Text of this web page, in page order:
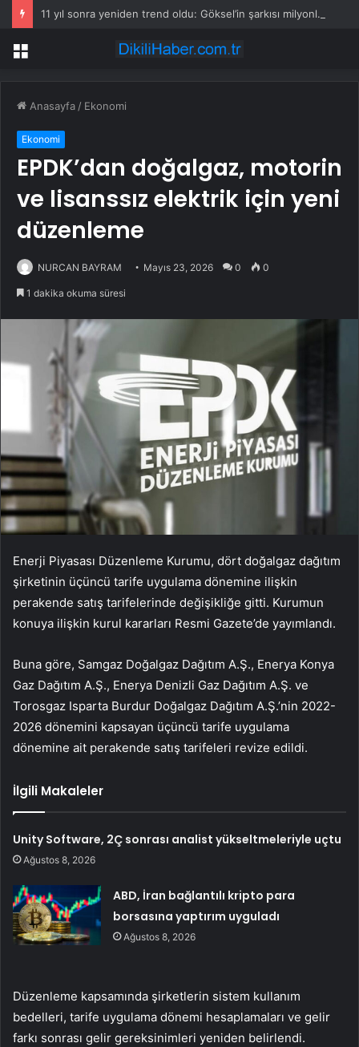
11 yıl sonra yeniden trend oldu: Göksel’in şarkısı milyonlara ulaştı
Menü
Anasayfa / Ekonomi
Ekonomi
EPDK’dan doğalgaz, motorin
ve lisanssız elektrik için yeni
düzenleme
NURCAN BAYRAM Mayıs 23, 2026 0 0
1 dakika okuma süresi
Enerji Piyasası Düzenleme Kurumu, dört doğalgaz dağıtım
şirketinin üçüncü tarife uygulama dönemine ilişkin
perakende satış tarifelerinde değişikliğe gitti. Kurumun
konuya ilişkin kurul kararları Resmi Gazete’de yayımlandı.
Buna göre, Samgaz Doğalgaz Dağıtım A.Ş., Enerya Konya
Gaz Dağıtım A.Ş., Enerya Denizli Gaz Dağıtım A.Ş. ve
Torosgaz Isparta Burdur Doğalgaz Dağıtım A.Ş.’nin 2022-
2026 dönemini kapsayan üçüncü tarife uygulama
dönemine ait perakende satış tarifeleri revize edildi.
İlgili Makaleler
Unity Software, 2Ç sonrası analist yükseltmeleriyle uçtu
Ağustos 8, 2026
ABD, İran bağlantılı kripto para
borsasına yaptırım uyguladı
Ağustos 8, 2026
Düzenleme kapsamında şirketlerin sistem kullanım
bedelleri, tarife uygulama dönemi hesaplamaları ve gelir
farkı sonrası gelir gereksinimleri yeniden belirlendi.